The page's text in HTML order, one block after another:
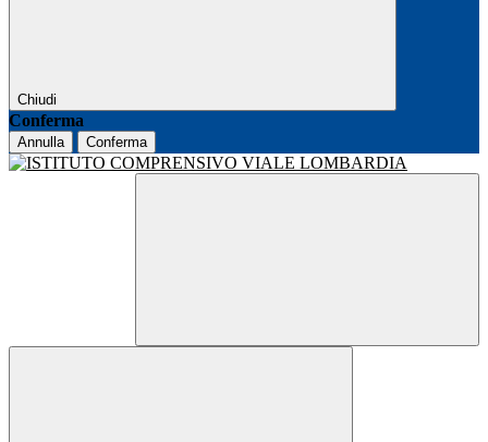
Chiudi
Conferma
Annulla Conferma